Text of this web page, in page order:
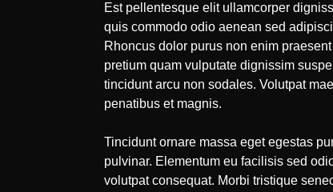
Est pellentesque elit ullamcorper
quis commodo odio aenean sed
Rhoncus dolor purus non enim
pretium quam vulputate dignissim
tincidunt arcu non sodales. Volutpat
penatibus et magnis.
Tincidunt ornare massa eget egestas
pulvinar. Elementum eu facilisis sed
volutpat consequat. Morbi tristique